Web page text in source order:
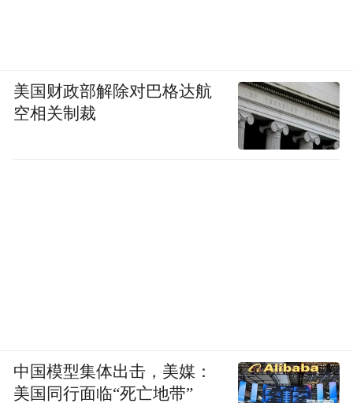
美国财政部解除对巴格达航
空相关制裁
中国模型集体出击，美媒：
美国同行面临“死亡地带”